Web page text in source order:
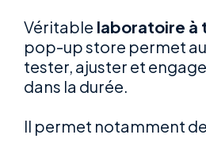
Véritable laboratoire à
pop-up store permet
tester, ajuster et
dans la durée.
Il permet notamment